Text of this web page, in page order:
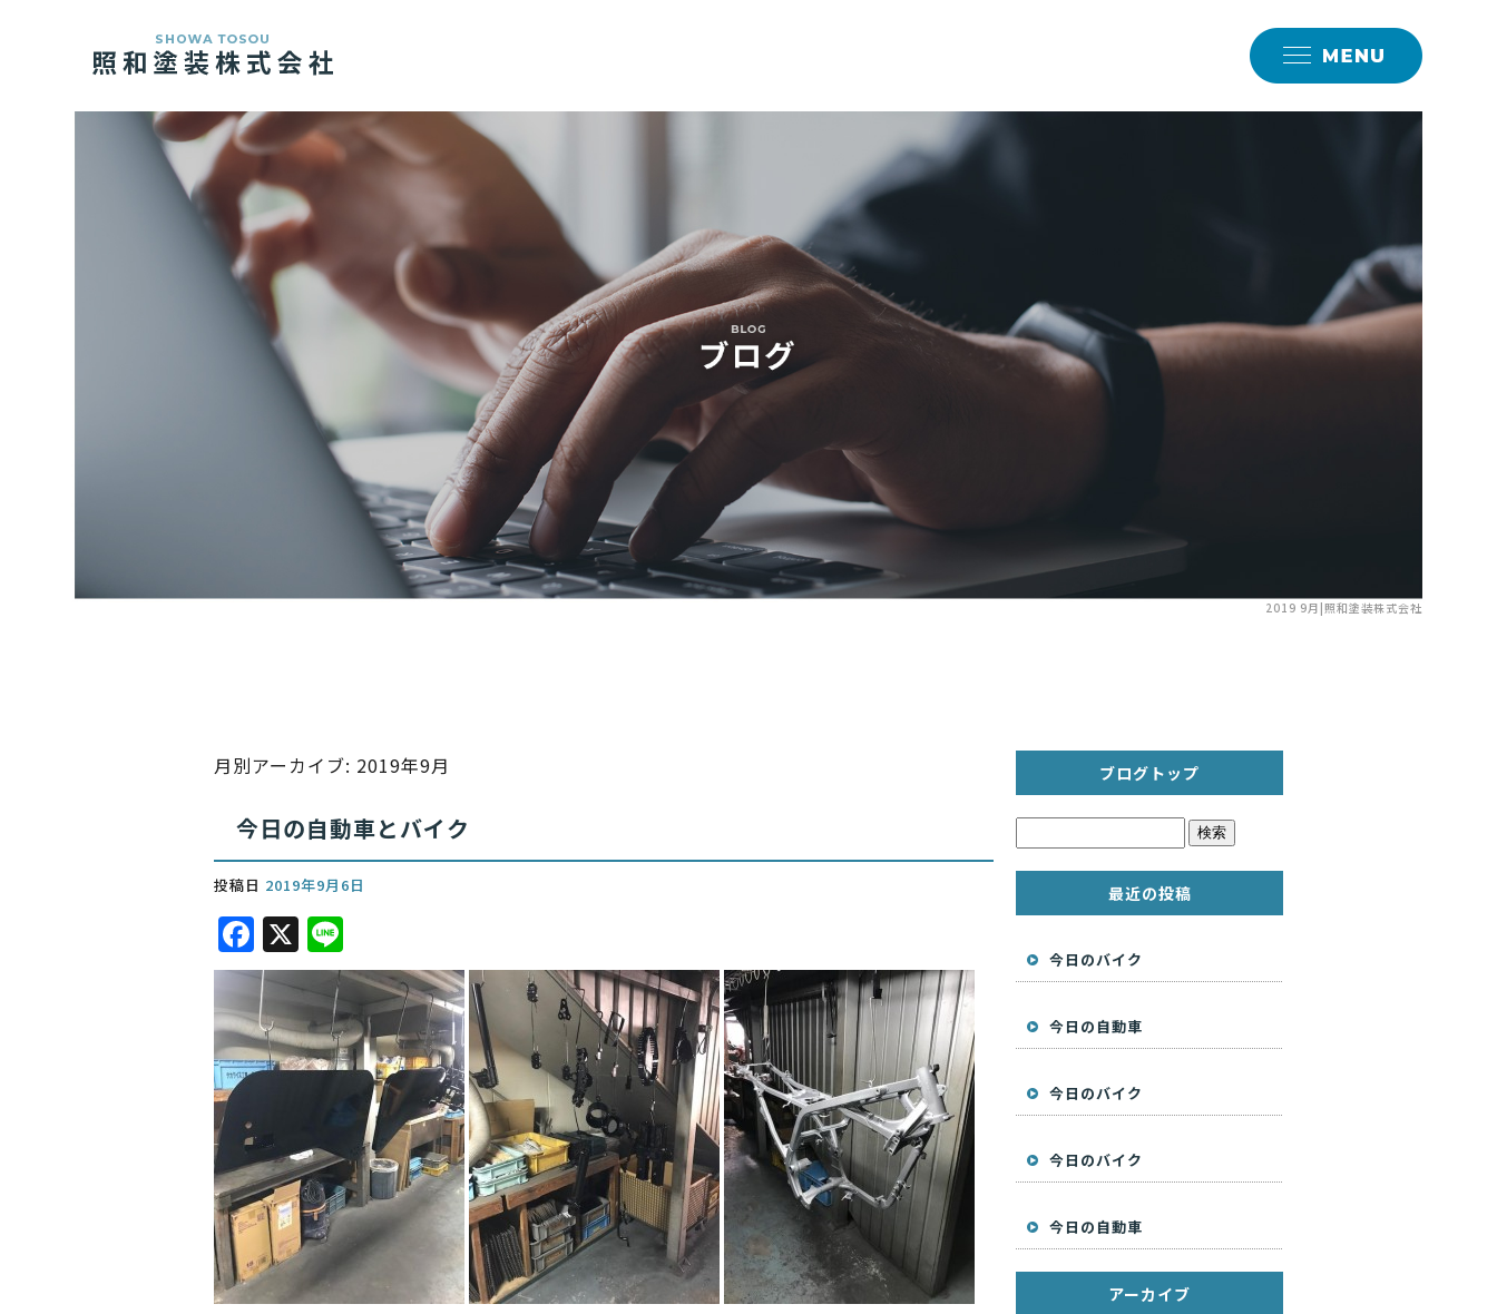
2019 9月|照和塗装株式会社
月別アーカイブ: 2019年9月
今日の自動車とバイク
投稿日 2019年9月6日
F
a
c
e
b
o
k
X
n
e
ブログトップ
最近の投稿
今日のバイク
今日の自動車
今日のバイク
今日のバイク
今日の自動車
アーカイブ